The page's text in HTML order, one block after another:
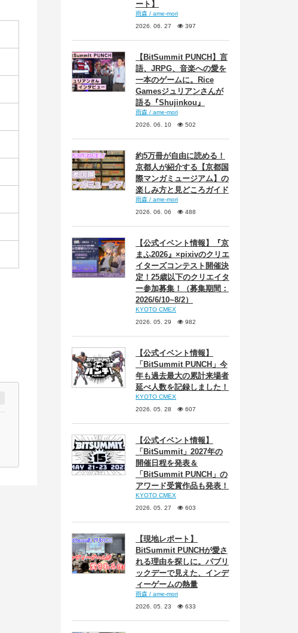
ート】
雨森 / ame-mori
2026. 06. 27
397
【BitSummit PUNCH】言
語、JRPG、音楽への愛を
一本のゲームに。Rice
Gamesジュリアンさんが
語る『Shujinkou』
雨森 / ame-mori
2026. 06. 10
502
約5万冊が自由に読める！
京都人が紹介する【京都国
際マンガミュージアム】の
楽しみ方と見どころガイド
雨森 / ame-mori
2026. 06. 06
488
【公式イベント情報】『京
まふ2026』×pixivのクリエ
イターズコンテスト開催決
定！25歳以下のクリエイタ
ー参加募集！（募集期間：
2026/6/10~8/2）
KYOTO CMEX
2026. 05. 29
982
【公式イベント情報】
「BitSummit PUNCH」今
年も過去最大の累計来場者
延べ人数を記録しました！
KYOTO CMEX
2026. 05. 28
607
【公式イベント情報】
「BitSummit」2027年の
開催日程を発表＆
「BitSummit PUNCH」の
アワード受賞作品も発表！
KYOTO CMEX
2026. 05. 27
603
【現地レポート】
BitSummit PUNCHが愛さ
れる理由を探しに。パブリ
ックデーで見えた、インデ
ィーゲームの熱量
雨森 / ame-mori
2026. 05. 23
633